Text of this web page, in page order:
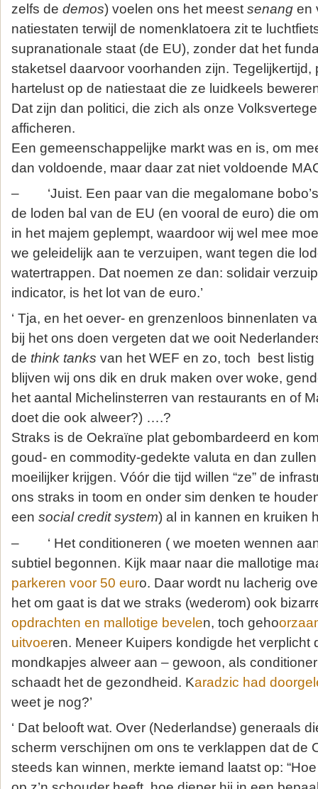
zelfs de demos) voelen ons het meest senang en
natiestaten terwijl de nomenklatoera zit te
supranationale staat (de EU), zonder dat het
staketsel daarvoor voorhanden zijn. Tegelijkertijd,
hartelust op de natiestaat die ze luidkeels
Dat zijn dan politici, die zich als onze
afficheren.
Een gemeenschappelijke markt was en is, om
dan voldoende, maar daar zat niet voldoende
– ‘Juist. Een paar van die megalomane
de loden bal van de EU (en vooral de euro) die
in het majem geplempt, waardoor wij wel mee
we geleidelijk aan te verzuipen, want tegen die
watertrappen. Dat noemen ze dan: solidair
indicator, is het lot van de euro.’
‘ Tja, en het oever- en grenzenloos binnenlaten
bij het ons doen vergeten dat we ooit
de think tanks van het WEF en zo, toch best
blijven wij ons dik en druk maken over woke,
het aantal Michelinsterren van restaurants en of
doet die ook alweer?) ….?
Straks is de Oekraïne plat gebombardeerd en
goud- en commodity-gedekte valuta en dan
moeilijker krijgen. Vóór die tijd willen “ze” de
ons straks in toom en onder sim denken te
een social credit system) al in kannen en kruiken
– ‘ Het conditioneren ( we moeten wennen
subtiel begonnen. Kijk maar naar die mallotige
parkeren voor 50 euro. Daar wordt nu lacherig
het om gaat is dat we straks (wederom) ook
opdrachten en mallotige bevelen, toch geho
uitvoeren. Meneer Kuipers kondigde het verplicht
mondkapjes alweer aan – gewoon, als
schaadt het de gezondheid. Karadzic had
weet je nog?’
‘ Dat belooft wat. Over (Nederlandse) generaals
scherm verschijnen om ons te verklappen dat de
steeds kan winnen, merkte iemand laatst op: